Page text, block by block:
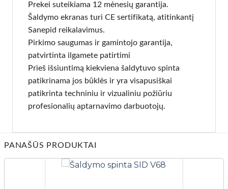
Prekei suteikiama 12 mėnesių garantija.
Šaldymo ekranas turi CE sertifikatą, atitinkantį
Sanepid reikalavimus.
Pirkimo saugumas ir gamintojo garantija,
patvirtinta ilgamete patirtimi
Prieš išsiuntimą kiekviena šaldytuvo spinta
patikrinama jos būklės ir yra visapusiškai
patikrinta techniniu ir vizualiniu požiūriu
profesionalių aptarnavimo darbuotojų.
PANAŠŪS PRODUKTAI